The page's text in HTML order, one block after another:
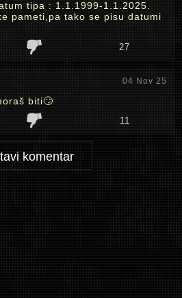
tipa : 1.1.1999-1.1.2025.
pameti,pa tako se pisu datumi
27
04 Nov 25
biti🙄
11
komentar